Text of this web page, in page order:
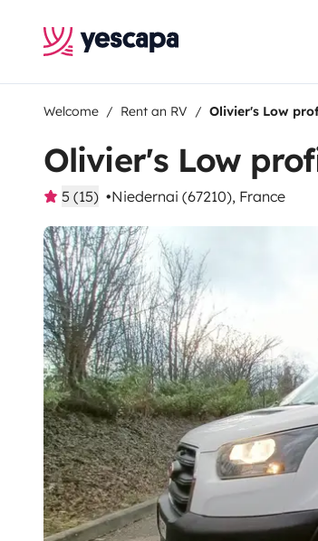
Welcome Rent an RV Olivier's Low
Olivier's Low
5 (15) Niedernai (67210), France